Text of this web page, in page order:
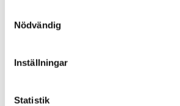
Nödvändig
Inställningar
Statistik
Tajt deadline? Här hittar du
snabb kontakt.